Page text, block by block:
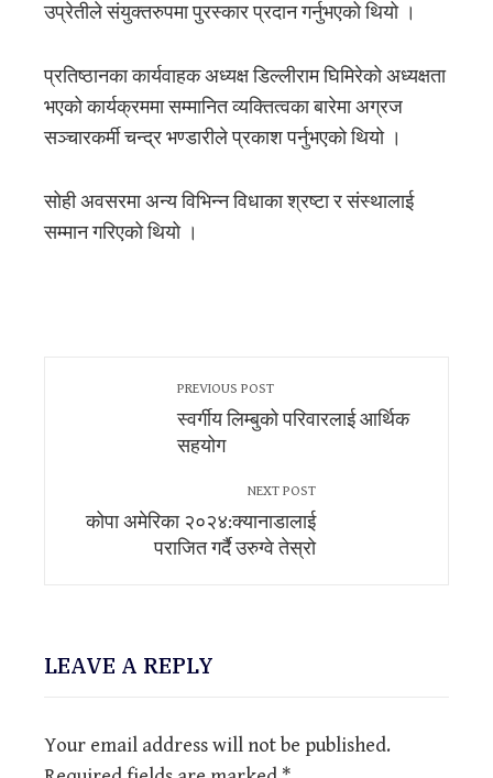
उप्रेतीले संयुक्तरुपमा पुरस्कार प्रदान गर्नुभएको थियो ।
प्रतिष्ठानका कार्यवाहक अध्यक्ष डिल्लीराम घिमिरेको अध्यक्षता
भएको कार्यक्रममा सम्मानित व्यक्तित्वका बारेमा अग्रज
सञ्चारकर्मी चन्द्र भण्डारीले प्रकाश पर्नुभएको थियो ।
सोही अवसरमा अन्य विभिन्न विधाका श्रष्टा र संस्थालाई
सम्मान गरिएको थियो ।
PREVIOUS POST
स्वर्गीय लिम्बुको परिवारलाई आर्थिक
सहयोग
NEXT POST
कोपा अमेरिका २०२४:क्यानाडालाई
पराजित गर्दै उरुग्वे तेस्रो
LEAVE A REPLY
Your email address will not be published.